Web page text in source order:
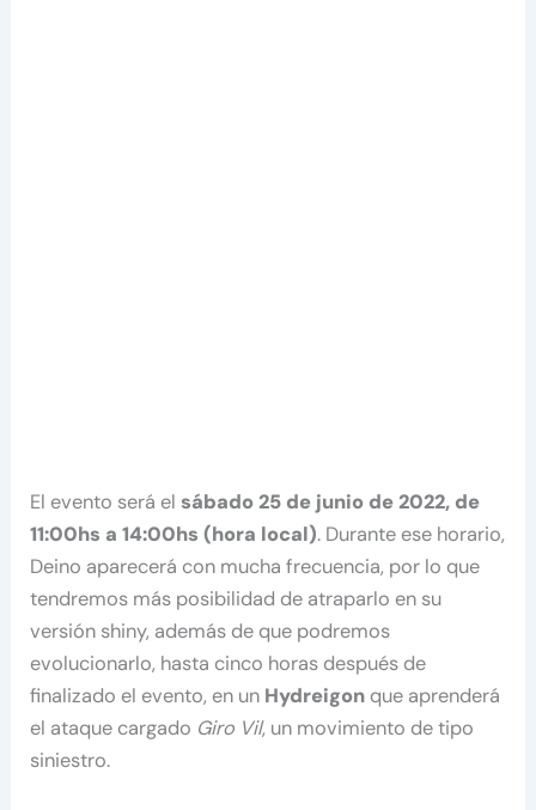
El evento será elsábado 25 de junio de 2022, de
11:00hs a 14:00hs (hora local). Durante ese horario,
Deino aparecerá con mucha frecuencia, por lo que
tendremos más posibilidad de atraparlo en su
versión shiny, además de que podremos
evolucionarlo, hasta cinco horas después de
finalizado el evento, en un Hydreigon que aprenderá
el ataque cargado Giro Vil, un movimiento de tipo
siniestro.